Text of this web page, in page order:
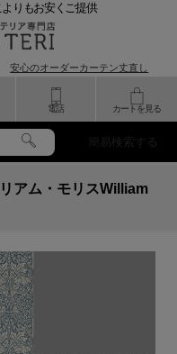
電話 カートを見る
りもお安くご提供
安心のオーダーカーテン丈直し
簡易検索する
アム・モリスWilliam